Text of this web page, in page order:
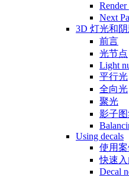
Next
3D 灯光和
前言
光节点
Light
平行光
全向光
聚光
影子
Using decals
使用案
快速
Decal